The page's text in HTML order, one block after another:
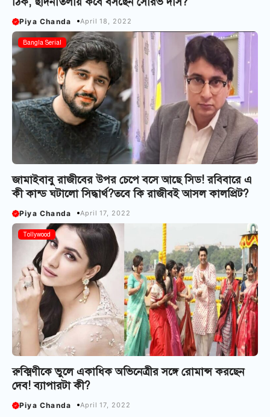
Piya Chanda April 18, 2022
Bangla Serial
জামাইবাবু রাজীবের উপর চেপে বসে আছে সিড! রবিবারে এ
কী কান্ড ঘটালো সিদ্ধার্থ?তবে কি রাজীবই আসল কালপ্রিট?
Piya Chanda April 17, 2022
Tollywood
রুক্মিণীকে ভুলে একাধিক অভিনেত্রীর সঙ্গে রোমান্স করছেন
দেব! ব্যাপারটা কী?
Piya Chanda April 17, 2022